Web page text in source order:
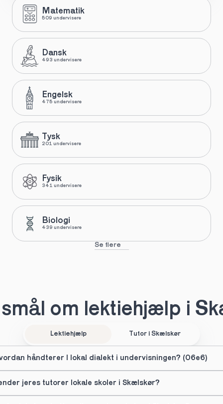
Matematik
509 undervisere
Dansk
493 undervisere
Engelsk
475 undervisere
Tysk
201 undervisere
Fysik
341 undervisere
Biologi
439 undervisere
Se flere
om lektiehjælp i
Lektiehjælp Tutor i Skælskør
håndterer I lokal dialekt i undervisningen? (06e6)
jeres tutorer lokale skoler i Skælskør?